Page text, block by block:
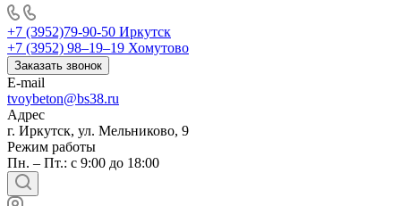
+7 (3952)79-90-50 Иркутск
+7 (3952) 98‒19‒19 Хомутово
Заказать звонок
E-mail
tvoybeton@bs38.ru
Адрес
г. Иркутск, ул. Мельниково, 9
Режим работы
Пн. – Пт.: с 9:00 до 18:00